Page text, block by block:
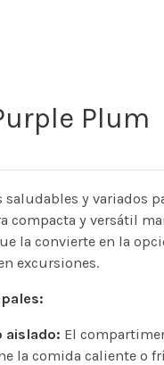
Plum
saludables y variados
compacta y versátil
la convierte en la
excursiones.
aislado: El
la comida caliente o